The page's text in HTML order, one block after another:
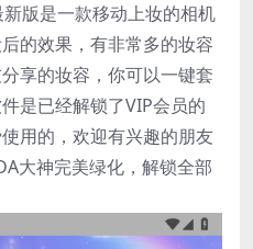
版是一款移动上妆的相机
的效果，有非常多的妆容
享的妆容，你可以一键套
是已经解锁了VIP会员的
用的，欢迎有兴趣的朋友
大神完美绿化，解锁全部